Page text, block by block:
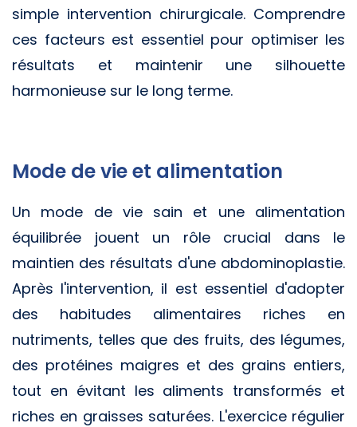
simple intervention chirurgicale. Comprendre
ces facteurs est essentiel pour optimiser les
résultats et maintenir une silhouette
harmonieuse sur le long terme.
Mode de vie et alimentation
Un mode de vie sain et une alimentation
équilibrée jouent un rôle crucial dans le
maintien des résultats d'une abdominoplastie.
Après l'intervention, il est essentiel d'adopter
des habitudes alimentaires riches en
nutriments, telles que des fruits, des légumes,
des protéines maigres et des grains entiers,
tout en évitant les aliments transformés et
riches en graisses saturées. L'exercice régulier